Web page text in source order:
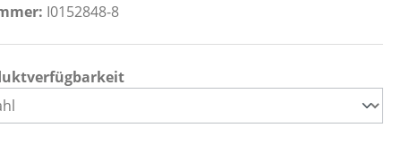
I0152848-8